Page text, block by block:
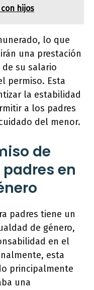
hijos
lo que
una prestación
su salario
permiso. Esta
la estabilidad
a los padres
del menor.
de
en
padres tiene un
de género,
en el
esta
principalmente
una